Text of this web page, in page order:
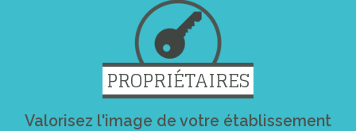
PROPRIÉTAIRES
Valorisez l'image de votre établissement